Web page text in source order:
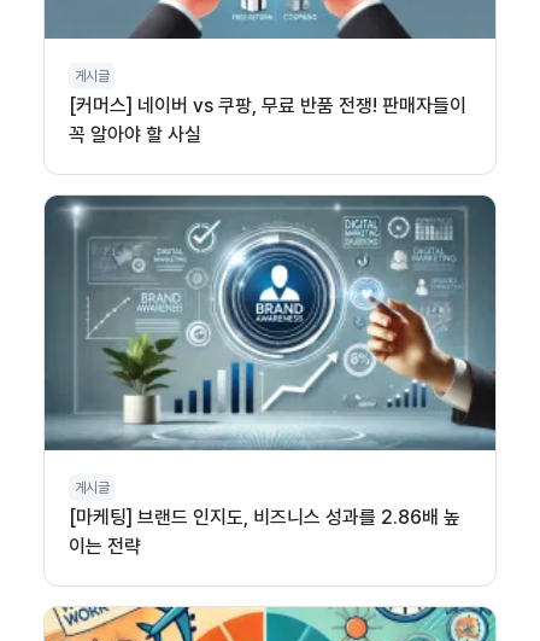
게시글
[커머스] 네이버 vs 쿠팡, 무료 반품 전쟁! 판매자들이
꼭 알아야 할 사실
게시글
[마케팅] 브랜드 인지도, 비즈니스 성과를 2.86배 높
이는 전략